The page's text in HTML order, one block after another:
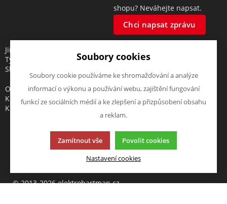
shopu? Neváhejte napsat.
Chci napsat zprávu
Jiří Hartman
Tyršova 143, 552 03 Česká
Skalice, CZ
Obchodní rejstřík vedený u
Krajského soudu v Hradci
Králové, oddíl A, vložka 18553
Tato stránka používá soubory cookies. Klikněte pro více
© 2013-2026 elektrohartman.cz
Soubory cookies
Soubory cookie používáme ke shromažďování a analýze
informací o výkonu a používání webu, zajištění fungování
funkcí ze sociálních médií a ke zlepšení a přizpůsobení obsahu
a reklam.
Zamítnout vše Povolit cookies
Nastavení cookies